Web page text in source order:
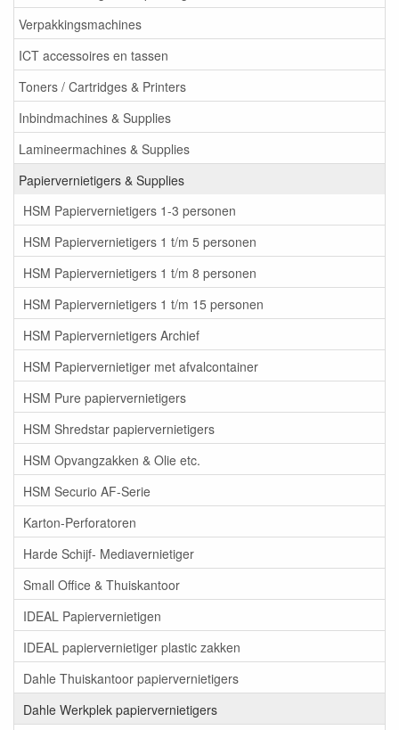
Verpakkingsmachines
ICT accessoires en tassen
Toners / Cartridges & Printers
Inbindmachines & Supplies
Lamineermachines & Supplies
Papiervernietigers & Supplies
HSM Papiervernietigers 1-3 personen
HSM Papiervernietigers 1 t/m 5 personen
HSM Papiervernietigers 1 t/m 8 personen
HSM Papiervernietigers 1 t/m 15 personen
HSM Papiervernietigers Archief
HSM Papiervernietiger met afvalcontainer
HSM Pure papiervernietigers
HSM Shredstar papiervernietigers
HSM Opvangzakken & Olie etc.
HSM Securio AF-Serie
Karton-Perforatoren
Harde Schijf- Mediavernietiger
Small Office & Thuiskantoor
IDEAL Papiervernietigen
IDEAL papiervernietiger plastic zakken
Dahle Thuiskantoor papiervernietigers
Dahle Werkplek papiervernietigers